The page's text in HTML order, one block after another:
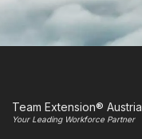
Team Extension® Austria
Your Leading Workforce Partner